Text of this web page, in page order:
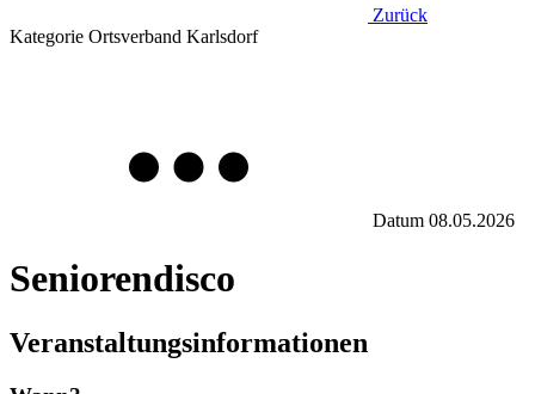
Zurück
Kategorie Ortsverband Karlsdorf
Datum 08.05.2026
Seniorendisco
Veranstaltungsinformationen